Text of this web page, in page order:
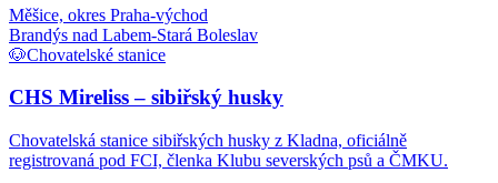
Měšice, okres Praha-východ
Brandýs nad Labem-Stará Boleslav
🐶Chovatelské stanice
CHS Mireliss – sibiřský husky
Chovatelská stanice sibiřských husky z Kladna, oficiálně
registrovaná pod FCI, členka Klubu severských psů a ČMKU.